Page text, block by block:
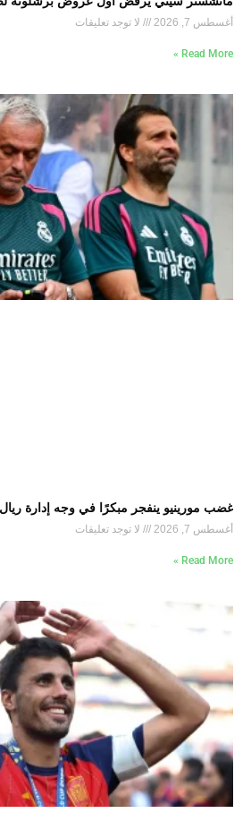
أغسطس 7, 2026 لا توجد تعليقات
Read More »
غضب مورينيو ينفجر مبكرًا في وجه إدارة
أغسطس 7, 2026 لا توجد تعليقات
Read More »